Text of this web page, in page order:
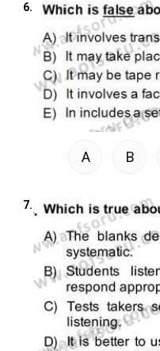
6.
A B
7.